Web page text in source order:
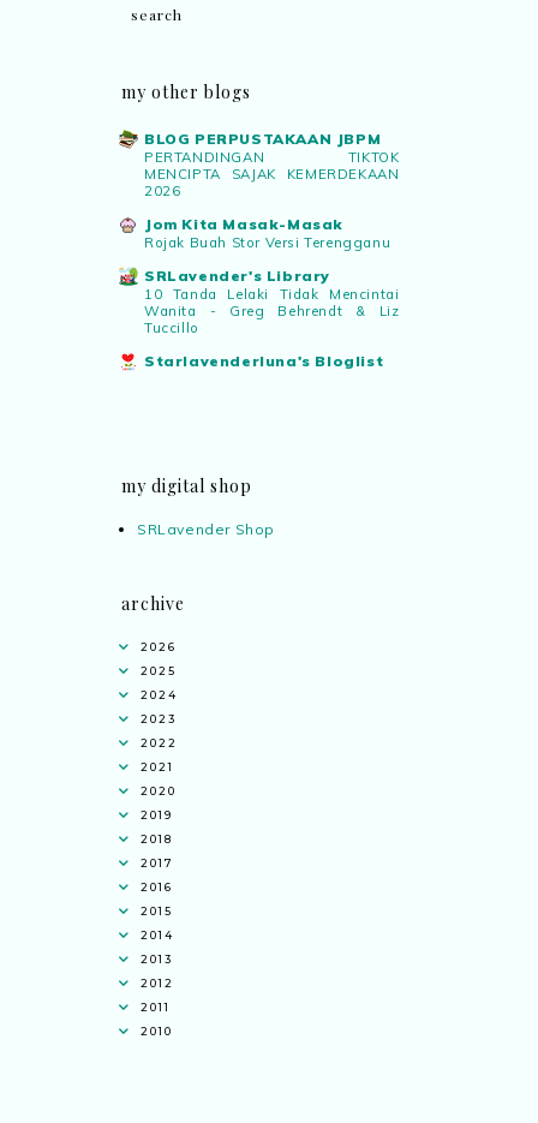
my other blogs
BLOG PERPUSTAKAAN JBPM
PERTANDINGAN TIKTOK
MENCIPTA SAJAK KEMERDEKAAN
2026
Jom Kita Masak-Masak
Rojak Buah Stor Versi Terengganu
SRLavender's Library
10 Tanda Lelaki Tidak Mencintai
Wanita - Greg Behrendt & Liz
Tuccillo
Starlavenderluna's Bloglist
my digital shop
SRLavender Shop
archive
2026
2025
2024
2023
2022
2021
2020
2019
2018
2017
2016
2015
2014
2013
2012
2011
2010